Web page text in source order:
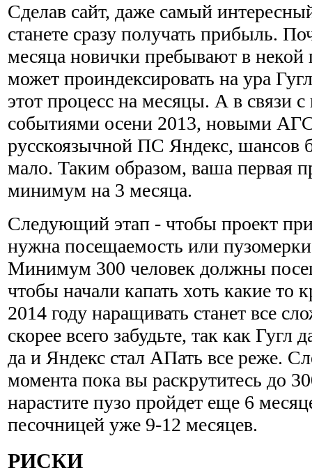
Сделав сайт, даже самый
станете сразу получать прибыль.
месяца новички пребывают в некой
может проиндексировать на ура
этот процесс на месяцы. А в связи
событиями осени 2013, новыми
русскоязычной ПС Яндекс, шансов
мало. Таким образом, ваша первая
минимум на 3 месяца.
Следующий этап - чтобы проект
нужна посещаемость или
Минимум 300 человек должны
чтобы начали капать хоть какие то
2014 году наращивать станет все
скорее всего забудьте, так как Гугл
да и Яндекс стал АПать все реже.
момента пока вы раскрутитесь до
нарастите пузо пройдет еще 6
песочницей уже 9-12 месяцев.
РИСКИ